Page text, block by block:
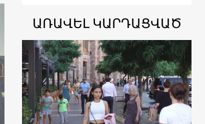
ԱՌԱՎԵԼ ԿԱՐԴԱՑՎԱԾ